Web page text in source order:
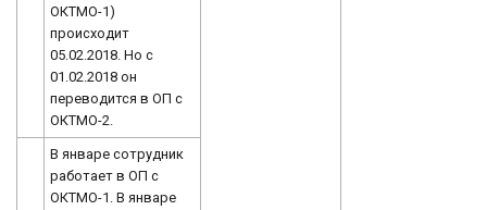
ОКТМО-1)
происходит
05.02.2018. Но с
01.02.2018 он
переводится в ОП с
ОКТМО-2.
В январе сотрудник
работает в ОП с
ОКТМО-1. В январе